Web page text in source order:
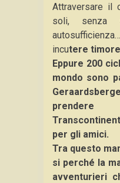
Attraversare il
soli, senza
incutere
Eppure 200
mondo sono
per gli amici.
Tra questo
si perché la
avventurieri